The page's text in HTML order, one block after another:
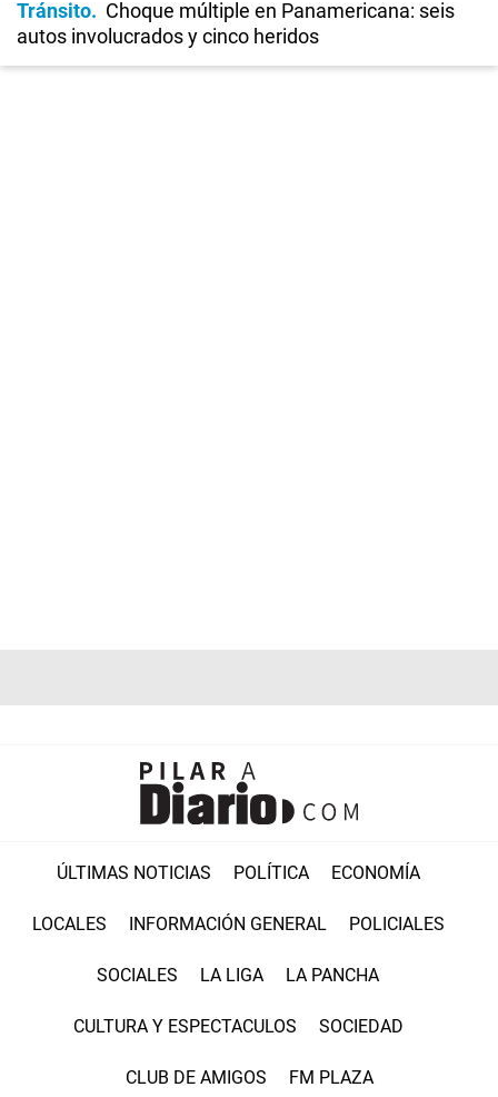
Tránsito
Choque múltiple en Panamericana: seis
autos involucrados y cinco heridos
ÚLTIMAS NOTICIAS POLÍTICA ECONOMÍA
LOCALES INFORMACIÓN GENERAL POLICIALES
SOCIALES LA LIGA LA PANCHA
CULTURA Y ESPECTACULOS SOCIEDAD
CLUB DE AMIGOS FM PLAZA